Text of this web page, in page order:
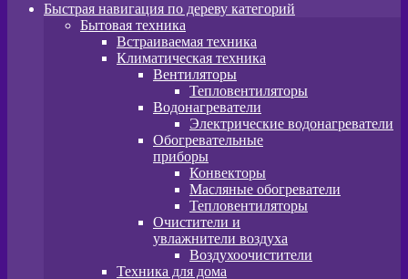
Быстрая навигация по дереву категорий
Бытовая техника
Встраиваемая техника
Климатическая техника
Вентиляторы
Тепловентиляторы
Водонагреватели
Электрические водонагреватели
Обогревательные
приборы
Конвекторы
Масляные обогреватели
Тепловентиляторы
Очистители и
увлажнители воздуха
Воздухоочистители
Техника для дома